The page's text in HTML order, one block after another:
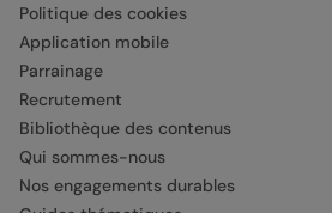
Politique des cookies
Application mobile
Parrainage
Recrutement
Bibliothèque des contenus
Qui sommes-nous
Nos engagements durables